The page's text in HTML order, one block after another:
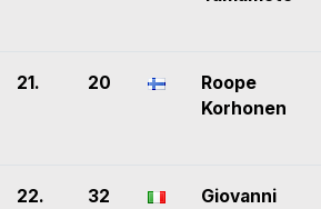
21. 20
Roope
Korhonen
22. 32
Giovanni